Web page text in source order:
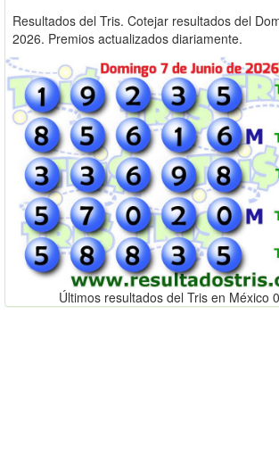
Resultados del Tris. Cotejar resultados del
2026. Premios actualizados diariamente.
Últimos resultados del Tris en México